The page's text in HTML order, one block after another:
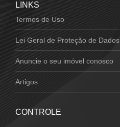
LINKS
Termos de Uso
Lei Geral de Proteção de Dados
Anuncie o seu imóvel conosco
Artigos
CONTROLE